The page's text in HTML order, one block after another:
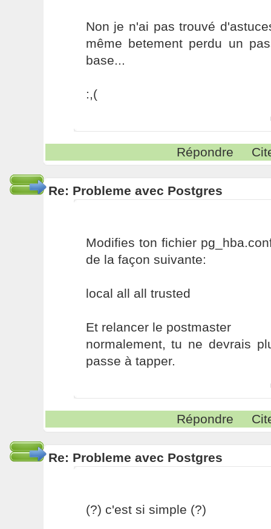
Non je n'ai pas trouvé
même betement perdu un
base...
:,(
Répondre
Re: Probleme avec Postgres
Modifies ton fichier
de la façon suivante:
local all all trusted
Et relancer le postmaster
normalement, tu ne devrais
passe à tapper.
Répondre
Re: Probleme avec Postgres
(?) c'est si simple (?)